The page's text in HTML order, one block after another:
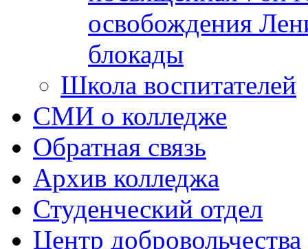
освобождения
блокады
Школа воспитателей
СМИ о колледже
Обратная связь
Архив колледжа
Студенческий отдел
Центр